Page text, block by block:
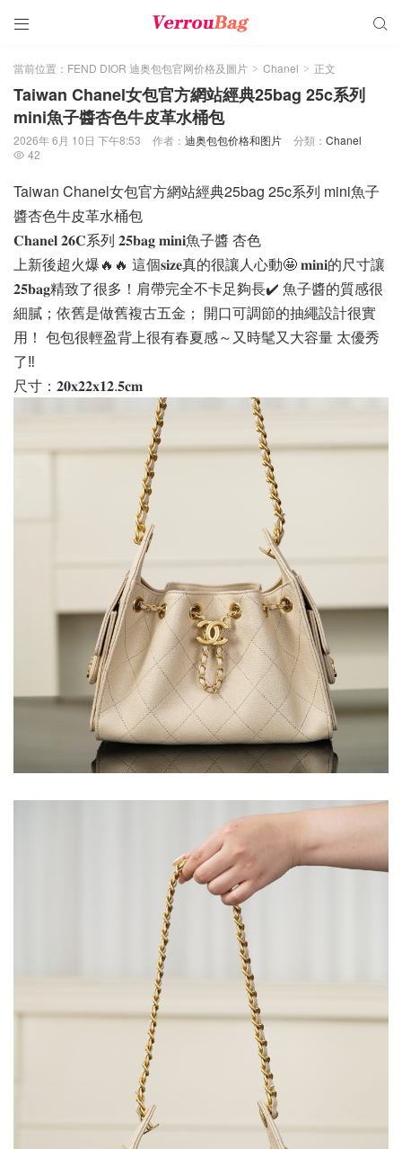
 
當前位置： FEND DIOR 迪奥包包官网价格及圖片 > Chanel > 正文
Taiwan Chanel女包官方網站經典25bag 25c系列
mini魚子醬杏色牛皮革水桶包
2026年 6月 10日 下午8:53 作者： 迪奥包包价格和图片 分類： Chanel
 42
Taiwan Chanel女包官方網站經典25bag 25c系列 mini魚子
醬杏色牛皮革水桶包
𝐂𝐡𝐚𝐧𝐞𝐥 𝟐𝟔𝐂系列 𝟐𝟓𝐛𝐚𝐠 𝐦𝐢𝐧𝐢魚子醬 杏色
上新後超火爆🔥🔥 這個𝐬𝐢𝐳𝐞真的很讓人心動🤩 𝐦𝐢𝐧𝐢的尺寸讓
𝟐𝟓𝐛𝐚𝐠精致了很多！肩帶完全不卡足夠長✔️ 魚子醬的質感很
細膩；依舊是做舊複古五金； 開口可調節的抽繩設計很實
用！ 包包很輕盈背上很有春夏感～又時髦又大容量 太優秀
了‼️
尺寸：𝟐𝟎𝐱𝟐𝟐𝐱𝟏𝟐.𝟓𝐜𝐦